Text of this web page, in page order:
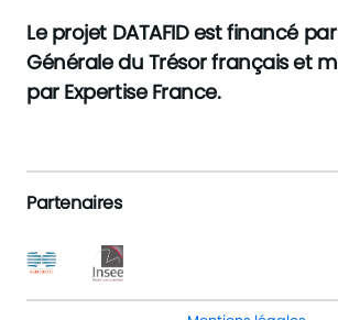
Le projet DATAFID est financé
Générale du Trésor français et
par Expertise France.
Partenaires